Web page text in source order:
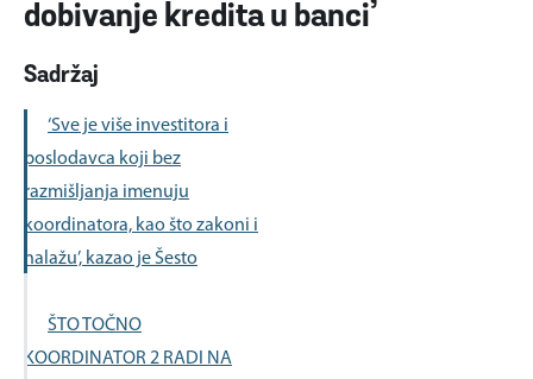
dobivanje kredita u banci’
Sadržaj
‘Sve je više investitora i
poslodavca koji bez
razmišljanja imenuju
koordinatora, kao što zakoni i
nalažu’, kazao je Šesto
ŠTO TOČNO
KOORDINATOR 2 RADI NA